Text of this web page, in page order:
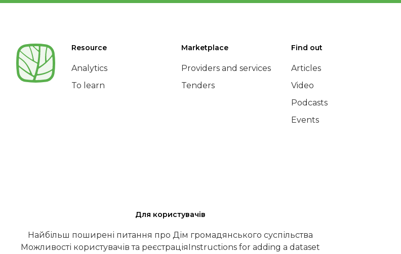
Resource
Analytics
To learn
Marketplace
Providers and services
Tenders
Find out
Articles
Video
Podcasts
Events
Для користувачів
Найбільш поширені питання про Дім громадянського суспільства
Можливості користувачів та реєстраціяInstructions for adding a dataset